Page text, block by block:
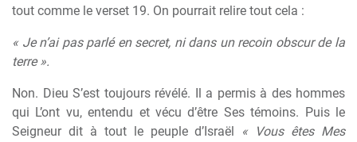
tout comme le verset 19. On pourrait relire tout cela :
« Je n’ai pas parlé en secret, ni dans un recoin obscur de la
terre ».
Non. Dieu S’est toujours révélé. Il a permis à des hommes
qui L’ont vu, entendu et vécu d’être Ses témoins. Puis le
Seigneur dit à tout le peuple d’Israël « Vous êtes Mes